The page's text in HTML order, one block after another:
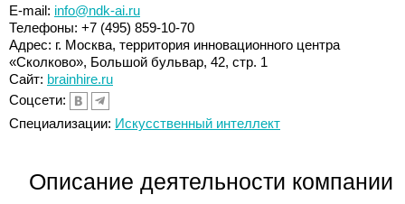
E-mail: info@ndk-ai.ru
Телефоны: +7 (495) 859-10-70
Адрес: г. Москва, территория инновационного центра
«Сколково», Большой бульвар, 42, стр. 1
Сайт: brainhire.ru
Соцсети:
Специализации: Искусственный интеллект
Описание деятельности компании